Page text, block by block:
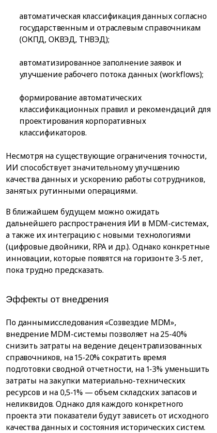
автоматическая классификация данных согласно
государственным и отраслевым справочникам
(ОКПД, ОКВЭД, ТНВЭД);
автоматизированное заполнение заявок и
улучшение рабочего потока данных (workflows);
формирование автоматических
классификационных правил и рекомендаций для
проектирования корпоративных
классификаторов.
Несмотря на существующие ограничения точности,
ИИ способствует значительному улучшению
качества данных и ускорению работы сотрудников,
занятых рутинными операциями.
В ближайшем будущем можно ожидать
дальнейшего распространения ИИ в MDM-системах,
а также их интеграцию с новыми технологиями
(цифровые двойники, RPA и др.). Однако конкретные
инновации, которые появятся на горизонте 3-5 лет,
пока трудно предсказать.
Эффекты от внедрения
По даннымисследования «Созвездие MDM»,
внедрение MDM-системы позволяет на 25-40%
снизить затраты на ведение децентрализованных
справочников, на 15-20% сократить время
подготовки сводной отчетности, на 1-3% уменьшить
затраты на закупки материально-технических
ресурсов и на 0,5-1% — объем складских запасов и
неликвидов. Однако для каждого конкретного
проекта эти показатели будут зависеть от исходного
качества данных и состояния исторических систем.